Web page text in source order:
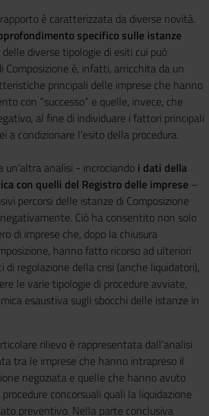
è caratterizzata da diverse novità.
specifico sulle istanze
delle diverse tipologie di esiti cui può
Composizione è, infatti, arricchita da un
principali delle imprese che hanno
con “successo” e quelle, invece, che
al fine di individuare i fattori principali
a condizionare l’esito della procedura.
analisi - incrociando i dati della
con quelli del Registro delle imprese –
percorsi delle istanze di Composizione
Ciò ha consentito non solo
di imprese che, dopo la chiusura
hanno fatto ricorso ad ulteriori
regolazione della crisi (anche liquidatori),
le varie tipologie di procedure avviate,
esaustiva sugli sbocchi delle istanze in
rilievo è rappresentata dall’analisi
tra le imprese che hanno intrapreso il
negoziata e quelle che hanno avuto
concorsuali quali la liquidazione
preventivo. Nella parte conclusiva